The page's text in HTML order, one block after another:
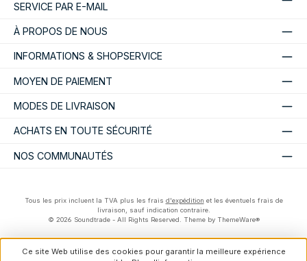
SERVICE PAR E-MAIL
À PROPOS DE NOUS
INFORMATIONS & SHOPSERVICE
MOYEN DE PAIEMENT
MODES DE LIVRAISON
ACHATS EN TOUTE SÉCURITÉ
NOS COMMUNAUTÉS
Tous les prix incluent la TVA plus les frais d'expédition et les éventuels frais de
livraison, sauf indication contraire.
© 2026 Soundtrade - All Rights Reserved. Theme by ThemeWare®
Ce site Web utilise des cookies pour garantir la meilleure expérience